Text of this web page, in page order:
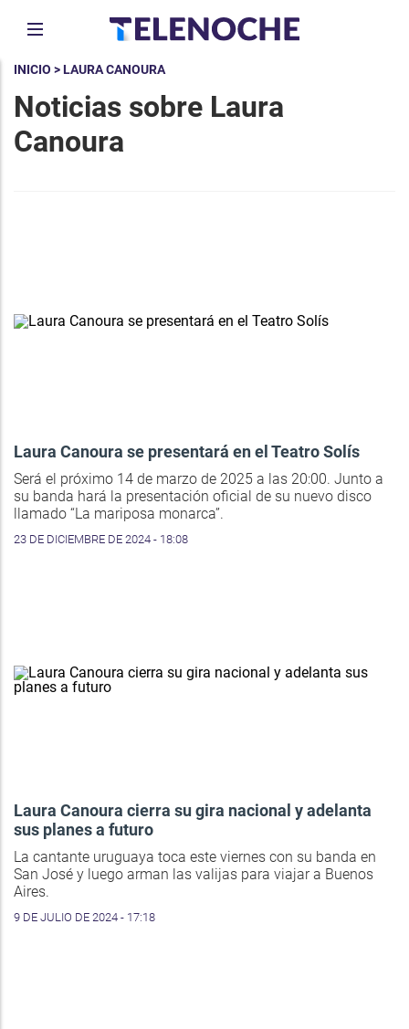
INICIO > LAURA CANOURA
Noticias sobre Laura
Canoura
Laura Canoura se presentará en el Teatro Solís
Será el próximo 14 de marzo de 2025 a las 20:00. Junto a
su banda hará la presentación oficial de su nuevo disco
llamado “La mariposa monarca”.
23 DE DICIEMBRE DE 2024 - 18:08
Laura Canoura cierra su gira nacional y adelanta
sus planes a futuro
La cantante uruguaya toca este viernes con su banda en
San José y luego arman las valijas para viajar a Buenos
Aires.
9 DE JULIO DE 2024 - 17:18